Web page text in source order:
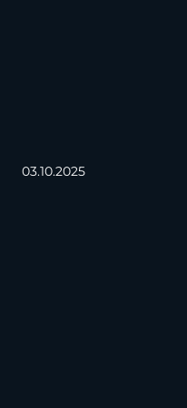
03.10.2025